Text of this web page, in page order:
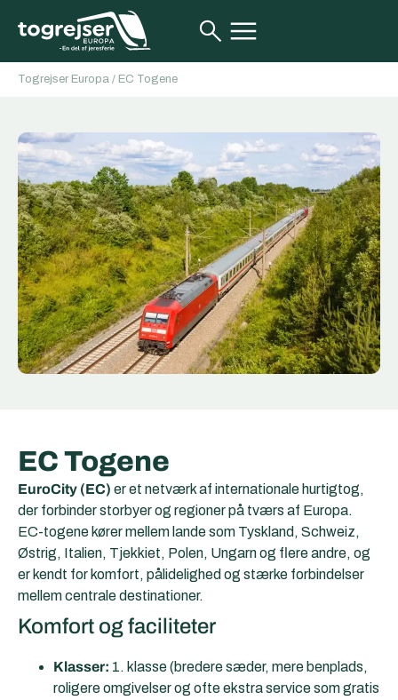
Togrejser Europa / EC Togene
EC Togene
EuroCity (EC) er et netværk af internationale hurtigtog,
der forbinder storbyer og regioner på tværs af Europa.
EC-togene kører mellem lande som Tyskland, Schweiz,
Østrig, Italien, Tjekkiet, Polen, Ungarn og flere andre, og
er kendt for komfort, pålidelighed og stærke forbindelser
mellem centrale destinationer.
Komfort og faciliteter
Klasser: 1. klasse (bredere sæder, mere benplads,
roligere omgivelser og ofte ekstra service som gratis